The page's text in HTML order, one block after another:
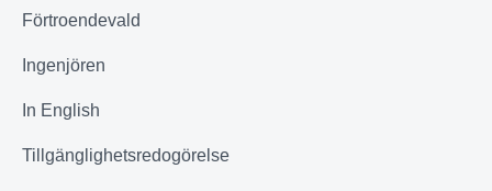
Förtroendevald
Ingenjören
In English
Tillgänglighetsredogörelse